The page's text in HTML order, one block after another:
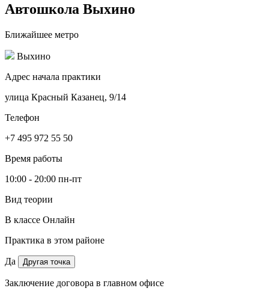
Автошкола Выхино
Ближайшее метро
Выхино
Адрес начала практики
улица Красный Казанец, 9/14
Телефон
+7 495 972 55 50
Время работы
10:00 - 20:00 пн-пт
Вид теории
В классе Онлайн
Практика в этом районе
Да Другая точка
Заключение договора в главном офисе